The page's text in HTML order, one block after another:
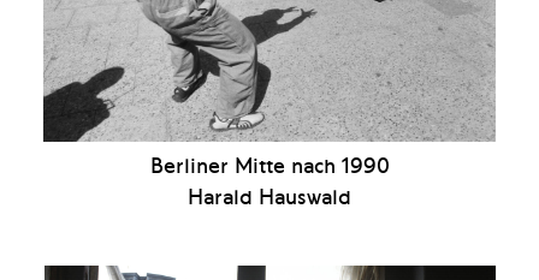
Berliner Mitte nach 1990
Harald Hauswald